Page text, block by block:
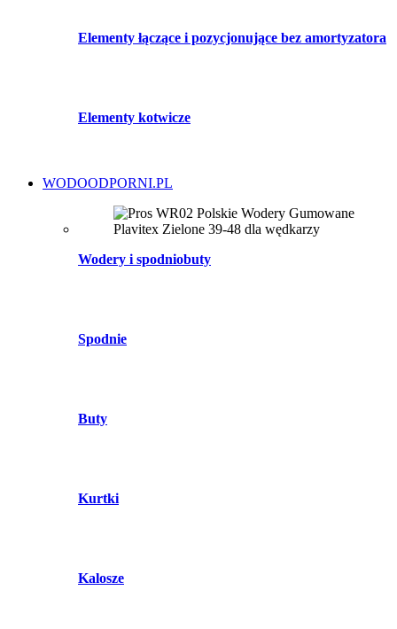
Elementy łączące i pozycjonujące bez amortyzatora
Elementy kotwicze
WODOODPORNI.PL
Wodery i spodniobuty
Spodnie
Buty
Kurtki
Kalosze